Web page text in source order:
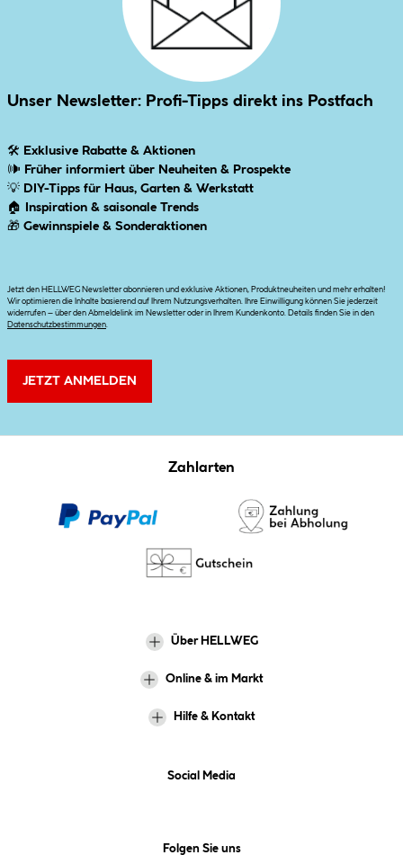
Unser Newsletter: Profi-Tipps direkt ins Postfach
🛠 Exklusive Rabatte & Aktionen
🕪 Früher informiert über Neuheiten & Prospekte
💡 DIY-Tipps für Haus, Garten & Werkstatt
🏠
Inspiration & saisonale Trends
🎁 Gewinnspiele & Sonderaktionen
Jetzt den HELLWEG Newsletter abonnieren und exklusive Aktionen, Produktneuheiten und mehr erhalten!
Wir optimieren die Inhalte basierend auf Ihrem Nutzungsverhalten. Ihre Einwilligung können Sie jederzeit
widerrufen – über den Abmeldelink im Newsletter oder in Ihrem Kundenkonto. Details finden Sie in den
Datenschutzbestimmungen
JETZT ANMELDEN
Zahlarten
Über HELLWEG
Online & im Markt
Hilfe & Kontakt
Social Media
Folgen Sie uns